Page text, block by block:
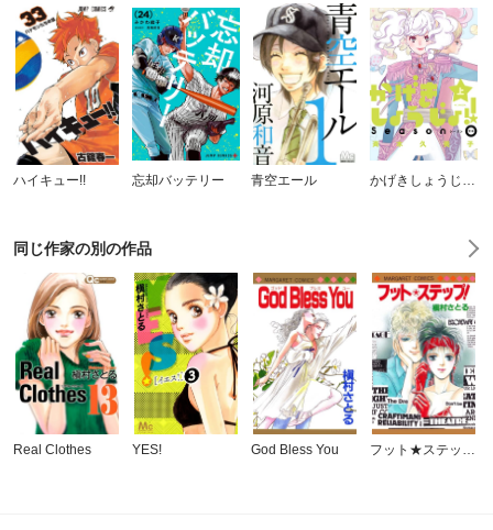
ハイキュー!! 忘却バッテリー 青空エール かげきしょうじょ！！ シーズンゼロ
同じ作家の別の作品
Real Clothes YES! God Bless You フット★ステップ！